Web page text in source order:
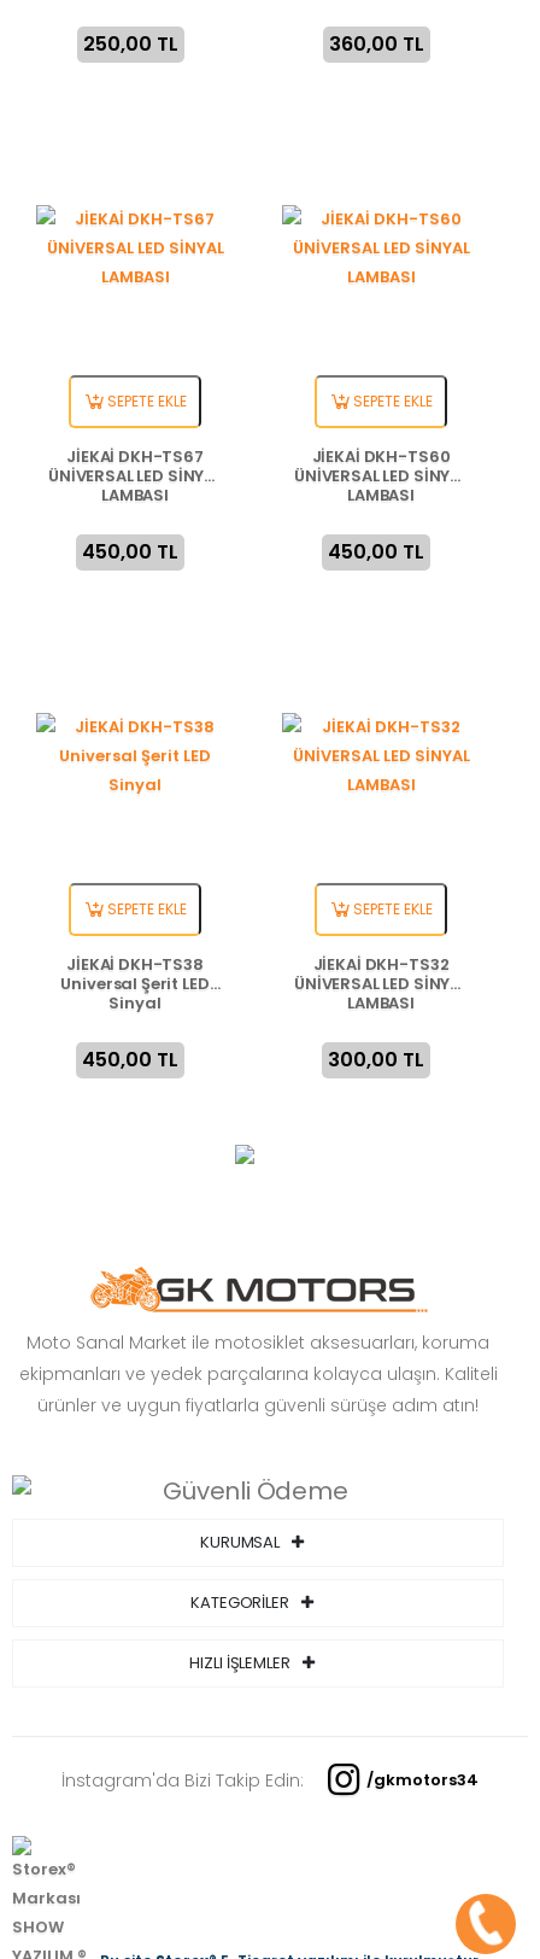
250,00 TL 360,00 TL
SEPETE EKLE
JİEKAİ DKH-TS67
ÜNİVERSAL LED SİNYAL
LAMBASI
450,00 TL
SEPETE EKLE
JİEKAİ DKH-TS60
ÜNİVERSAL LED SİNYAL
LAMBASI
450,00 TL
SEPETE EKLE
JİEKAİ DKH-TS38
Universal Şerit LED
Sinyal
450,00 TL
SEPETE EKLE
JİEKAİ DKH-TS32
ÜNİVERSAL LED SİNYAL
LAMBASI
300,00 TL
Moto Sanal Market ile motosiklet aksesuarları, koruma
ekipmanları ve yedek parçalarına kolayca ulaşın. Kaliteli
ürünler ve uygun fiyatlarla güvenli sürüşe adım atın!
KURUMSAL
KATEGORİLER
HIZLI İŞLEMLER
İnstagram'da Bizi Takip Edin: /gkmotors34